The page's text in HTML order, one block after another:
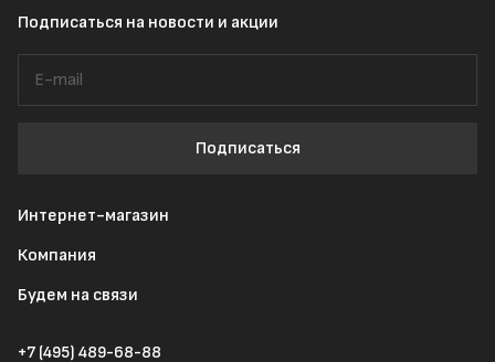
Подписаться на новости и акции
Подписаться
Интернет-магазин
Компания
Будем на связи
+7 (495) 489-68-88